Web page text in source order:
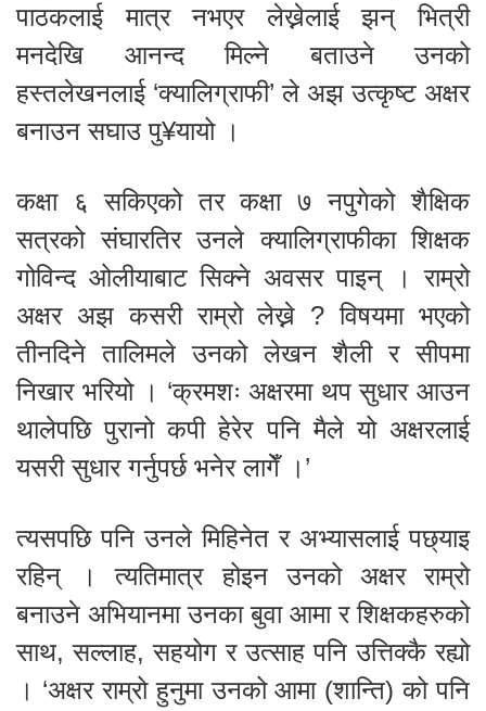
पाठकलाई मात्र नभएर लेख्नेलाई झन् भित्री
मनदेखि आनन्द मिल्ने बताउने उनको
हस्तलेखनलाई ‘क्यालिग्राफी’ ले अझ उत्कृष्ट अक्षर
बनाउन सघाउ पु¥यायो ।
कक्षा ६ सकिएको तर कक्षा ७ नपुगेको शैक्षिक
सत्रको संघारतिर उनले क्यालिग्राफीका शिक्षक
गोविन्द ओलीयाबाट सिक्ने अवसर पाइन् । राम्रो
अक्षर अझ कसरी राम्रो लेख्ने ? विषयमा भएको
तीनदिने तालिमले उनको लेखन शैली र सीपमा
निखार भरियो । ‘क्रमशः अक्षरमा थप सुधार आउन
थालेपछि पुरानो कपी हेरेर पनि मैले यो अक्षरलाई
यसरी सुधार गर्नुपर्छ भनेर लागेँ ।’
त्यसपछि पनि उनले मिहिनेत र अभ्यासलाई पछ्याइ
रहिन् । त्यतिमात्र होइन उनको अक्षर राम्रो
बनाउने अभियानमा उनका बुवा आमा र शिक्षकहरुको
साथ, सल्लाह, सहयोग र उत्साह पनि उत्तिक्कै रह्यो
। ‘अक्षर राम्रो हुनुमा उनको आमा (शान्ति) को पनि